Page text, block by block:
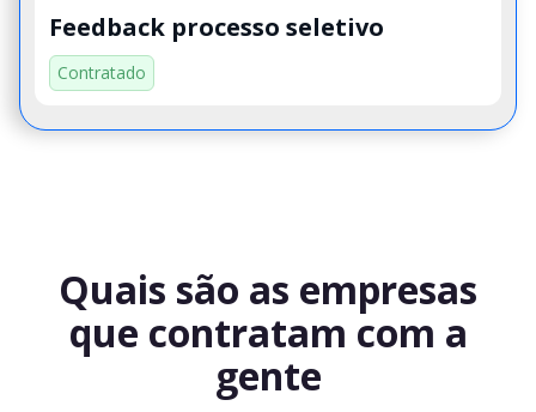
Feedback processo seletivo
Contratado
Quais são as empresas
que contratam com a
gente